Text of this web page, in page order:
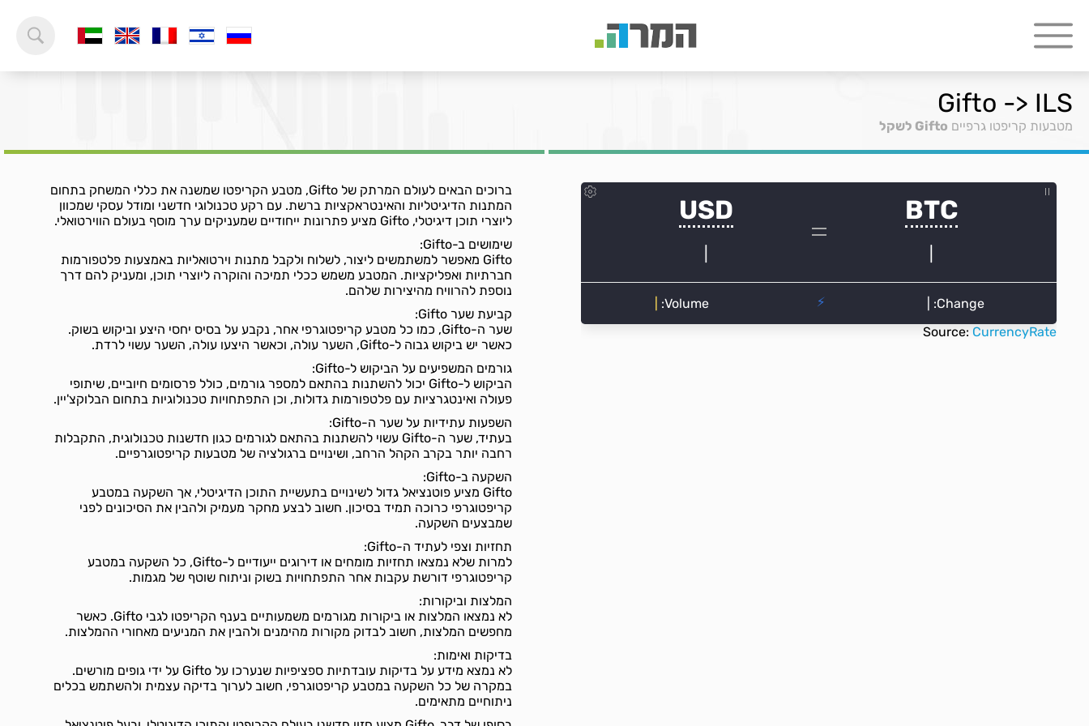
Gifto -> ILS
מטבעות קריפטו גרפיים Gifto לשקל
Source: CurrencyRate
ברוכים הבאים לעולם המרתק של Gifto, מטבע הקריפטו שמשנה את כללי המשחק בתחום
המתנות הדיגיטליות והאינטראקציות ברשת. עם רקע טכנולוגי חדשני ומודל עסקי שמכוון
ליוצרי תוכן דיגיטלי, Gifto מציע פתרונות ייחודיים שמעניקים ערך מוסף בעולם הווירטואלי.
שימושים ב-Gifto:
Gifto מאפשר למשתמשים ליצור, לשלוח ולקבל מתנות וירטואליות באמצעות פלטפורמות
חברתיות ואפליקציות. המטבע משמש ככלי תמיכה והוקרה ליוצרי תוכן, ומעניק להם דרך
נוספת להרוויח מהיצירות שלהם.
קביעת שער Gifto:
שער ה-Gifto, כמו כל מטבע קריפטוגרפי אחר, נקבע על בסיס יחסי היצע וביקוש בשוק.
כאשר יש ביקוש גבוה ל-Gifto, השער עולה, וכאשר היצעו עולה, השער עשוי לרדת.
גורמים המשפיעים על הביקוש ל-Gifto:
הביקוש ל-Gifto יכול להשתנות בהתאם למספר גורמים, כולל פרסומים חיוביים, שיתופי
פעולה ואינטגרציות עם פלטפורמות גדולות, וכן התפתחויות טכנולוגיות בתחום הבלוקצ'יין.
השפעות עתידיות על שער ה-Gifto:
בעתיד, שער ה-Gifto עשוי להשתנות בהתאם לגורמים כגון חדשנות טכנולוגית, התקבלות
רחבה יותר בקרב הקהל הרחב, ושינויים ברגולציה של מטבעות קריפטוגרפיים.
השקעה ב-Gifto:
Gifto מציע פוטנציאל גדול לשינויים בתעשיית התוכן הדיגיטלי, אך השקעה במטבע
קריפטוגרפי כרוכה תמיד בסיכון. חשוב לבצע מחקר מעמיק ולהבין את הסיכונים לפני
שמבצעים השקעה.
תחזיות וצפי לעתיד ה-Gifto:
למרות שלא נמצאו תחזיות מומחים או דירוגים ייעודיים ל-Gifto, כל השקעה במטבע
קריפטוגרפי דורשת עקבות אחר התפתחויות בשוק וניתוח שוטף של מגמות.
המלצות וביקורות:
לא נמצאו המלצות או ביקורות מגורמים משמעותיים בענף הקריפטו לגבי Gifto. כאשר
מחפשים המלצות, חשוב לבדוק מקורות מהימנים ולהבין את המניעים מאחורי ההמלצות.
בדיקות ואימות:
לא נמצא מידע על בדיקות עובדתיות ספציפיות שנערכו על Gifto על ידי גופים מורשים.
במקרה של כל השקעה במטבע קריפטוגרפי, חשוב לערוך בדיקה עצמית ולהשתמש בכלים
ניתוחיים מתאימים.